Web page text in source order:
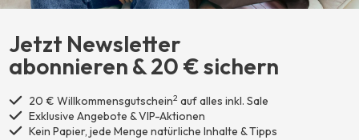
Jetzt Newsletter
abonnieren ​& 20 € sichern
20 € Willkommensgutschein2 auf alles inkl. Sale
Exklusive Angebote & VIP-Aktionen
Kein Papier, jede Menge natürliche Inhalte & Tipps